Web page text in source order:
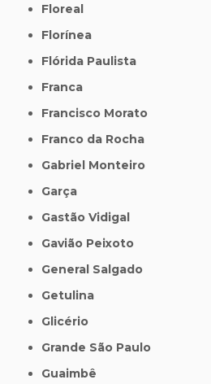
Floreal
Florínea
Flórida Paulista
Franca
Francisco Morato
Franco da Rocha
Gabriel Monteiro
Garça
Gastão Vidigal
Gavião Peixoto
General Salgado
Getulina
Glicério
Grande São Paulo
Guaimbê